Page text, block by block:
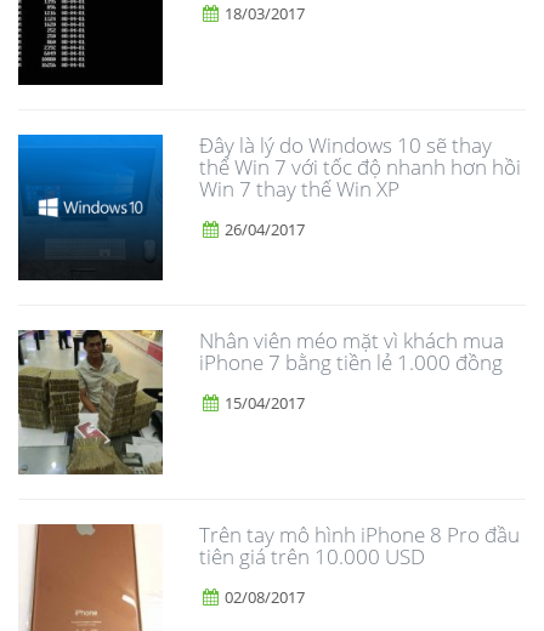
18/03/2017
Đây là lý do Windows 10 sẽ thay
thế Win 7 với tốc độ nhanh hơn hồi
Win 7 thay thế Win XP
26/04/2017
Nhân viên méo mặt vì khách mua
iPhone 7 bằng tiền lẻ 1.000 đồng
15/04/2017
Trên tay mô hình iPhone 8 Pro đầu
tiên giá trên 10.000 USD
02/08/2017